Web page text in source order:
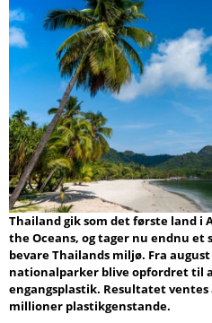
DYK Guiden
Shop
Om DYK
Søg
Thailand gik som det første land i
the Oceans, og tager nu endnu et
bevare Thailands miljø. Fra
nationalparker blive opfordret til
engangsplastik. Resultatet
millioner plastikgenstande.